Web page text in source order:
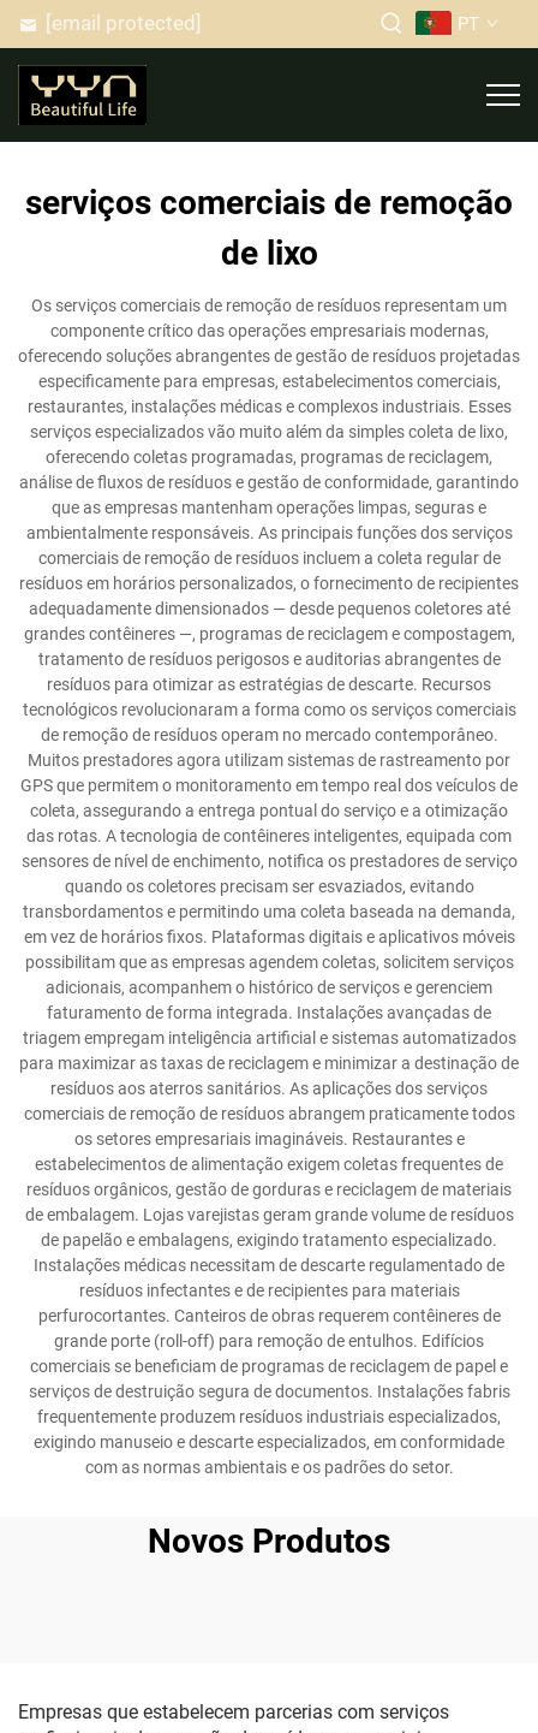
[email protected] PT
serviços comerciais de remoção
de lixo
Os serviços comerciais de remoção de resíduos representam um
componente crítico das operações empresariais modernas,
oferecendo soluções abrangentes de gestão de resíduos projetadas
especificamente para empresas, estabelecimentos comerciais,
restaurantes, instalações médicas e complexos industriais. Esses
serviços especializados vão muito além da simples coleta de lixo,
oferecendo coletas programadas, programas de reciclagem,
análise de fluxos de resíduos e gestão de conformidade, garantindo
que as empresas mantenham operações limpas, seguras e
ambientalmente responsáveis. As principais funções dos serviços
comerciais de remoção de resíduos incluem a coleta regular de
resíduos em horários personalizados, o fornecimento de recipientes
adequadamente dimensionados — desde pequenos coletores até
grandes contêineres —, programas de reciclagem e compostagem,
tratamento de resíduos perigosos e auditorias abrangentes de
resíduos para otimizar as estratégias de descarte. Recursos
tecnológicos revolucionaram a forma como os serviços comerciais
de remoção de resíduos operam no mercado contemporâneo.
Muitos prestadores agora utilizam sistemas de rastreamento por
GPS que permitem o monitoramento em tempo real dos veículos de
coleta, assegurando a entrega pontual do serviço e a otimização
das rotas. A tecnologia de contêineres inteligentes, equipada com
sensores de nível de enchimento, notifica os prestadores de serviço
quando os coletores precisam ser esvaziados, evitando
transbordamentos e permitindo uma coleta baseada na demanda,
em vez de horários fixos. Plataformas digitais e aplicativos móveis
possibilitam que as empresas agendem coletas, solicitem serviços
adicionais, acompanhem o histórico de serviços e gerenciem
faturamento de forma integrada. Instalações avançadas de
triagem empregam inteligência artificial e sistemas automatizados
para maximizar as taxas de reciclagem e minimizar a destinação de
resíduos aos aterros sanitários. As aplicações dos serviços
comerciais de remoção de resíduos abrangem praticamente todos
os setores empresariais imagináveis. Restaurantes e
estabelecimentos de alimentação exigem coletas frequentes de
resíduos orgânicos, gestão de gorduras e reciclagem de materiais
de embalagem. Lojas varejistas geram grande volume de resíduos
de papelão e embalagens, exigindo tratamento especializado.
Instalações médicas necessitam de descarte regulamentado de
resíduos infectantes e de recipientes para materiais
perfurocortantes. Canteiros de obras requerem contêineres de
grande porte (roll-off) para remoção de entulhos. Edifícios
comerciais se beneficiam de programas de reciclagem de papel e
serviços de destruição segura de documentos. Instalações fabris
frequentemente produzem resíduos industriais especializados,
exigindo manuseio e descarte especializados, em conformidade
com as normas ambientais e os padrões do setor.
Novos Produtos
Empresas que estabelecem parcerias com serviços